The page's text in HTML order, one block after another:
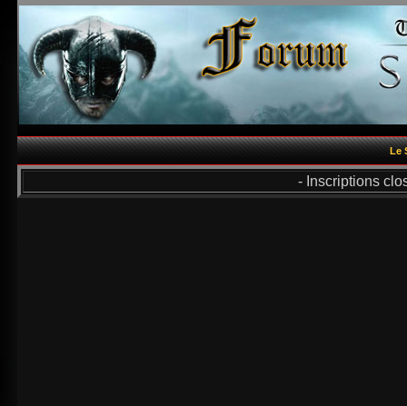
Le
- Inscriptions